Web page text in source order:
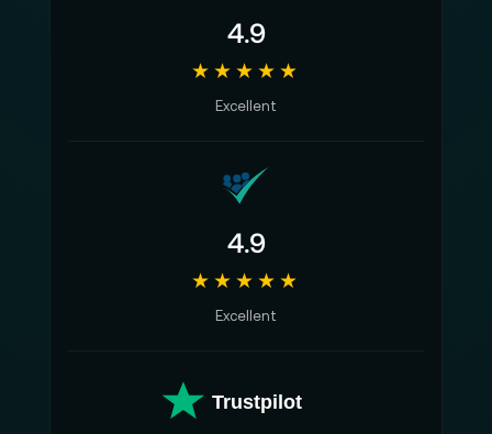
4.9
★★★★★
Excellent
4.9
★★★★★
Excellent
Trustpilot